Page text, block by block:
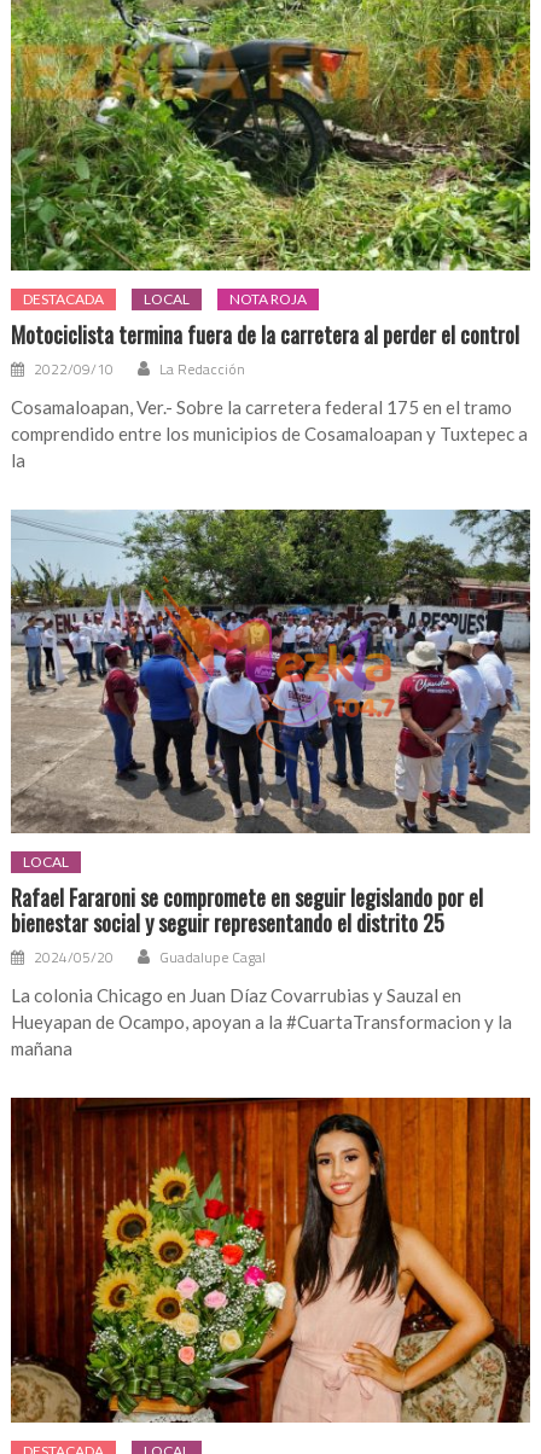
DESTACADA LOCAL NOTA ROJA
Motociclista termina fuera de la carretera al perder el control
2022/09/10 La Redacción
Cosamaloapan, Ver.- Sobre la carretera federal 175 en el tramo
comprendido entre los municipios de Cosamaloapan y Tuxtepec a
la
LOCAL
Rafael Fararoni se compromete en seguir legislando por el
bienestar social y seguir representando el distrito 25
2024/05/20 Guadalupe Cagal
La colonia Chicago en Juan Díaz Covarrubias y Sauzal en
Hueyapan de Ocampo, apoyan a la #CuartaTransformacion y la
mañana